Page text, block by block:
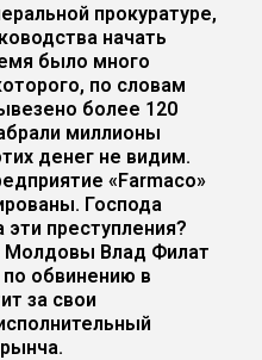
прокуратуре,
начать
было много
по словам
более 120
миллионы
денег не видим.
«Farmaco»
Господа
преступления?
Влад Филат
обвинению в
за свои